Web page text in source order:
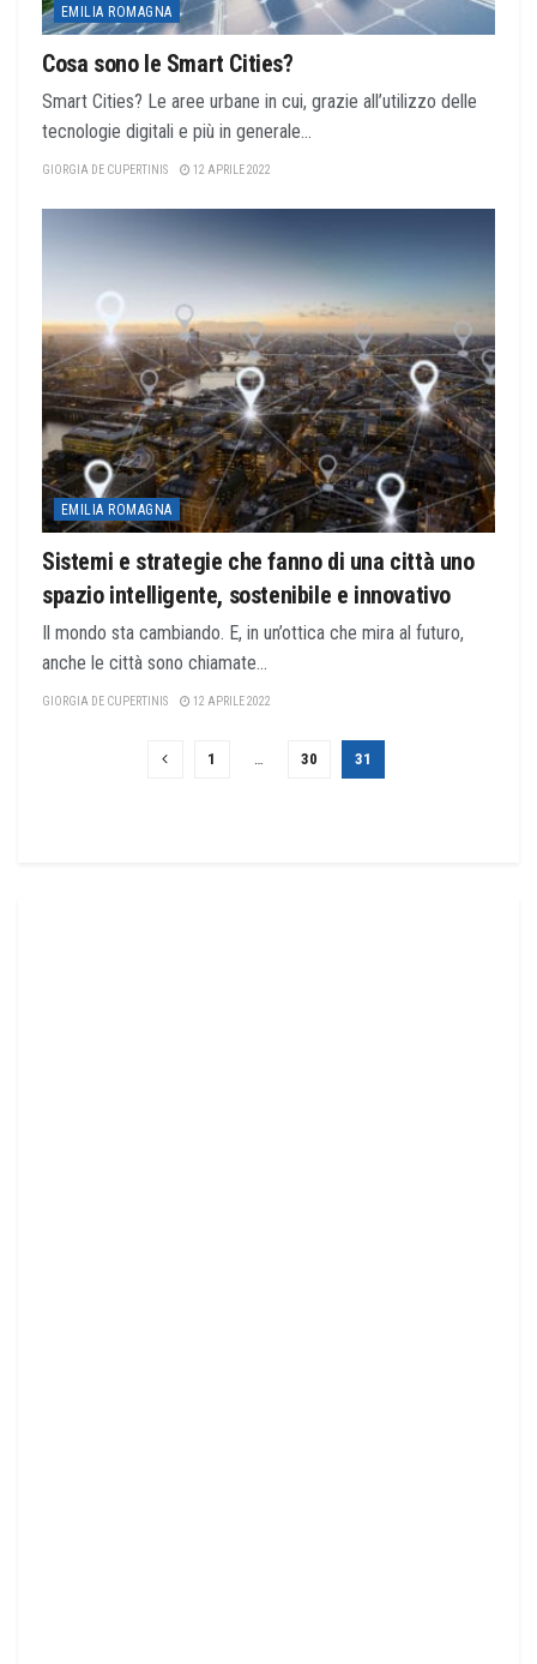
EMILIA ROMAGNA
Cosa sono le Smart Cities?
Smart Cities? Le aree urbane in cui, grazie all’utilizzo delle
tecnologie digitali e più in generale...
GIORGIA DE CUPERTINIS 12 APRILE 2022
EMILIA ROMAGNA
Sistemi e strategie che fanno di una città uno
spazio intelligente, sostenibile e innovativo
Il mondo sta cambiando. E, in un’ottica che mira al futuro,
anche le città sono chiamate...
GIORGIA DE CUPERTINIS 12 APRILE 2022
1 … 30 31